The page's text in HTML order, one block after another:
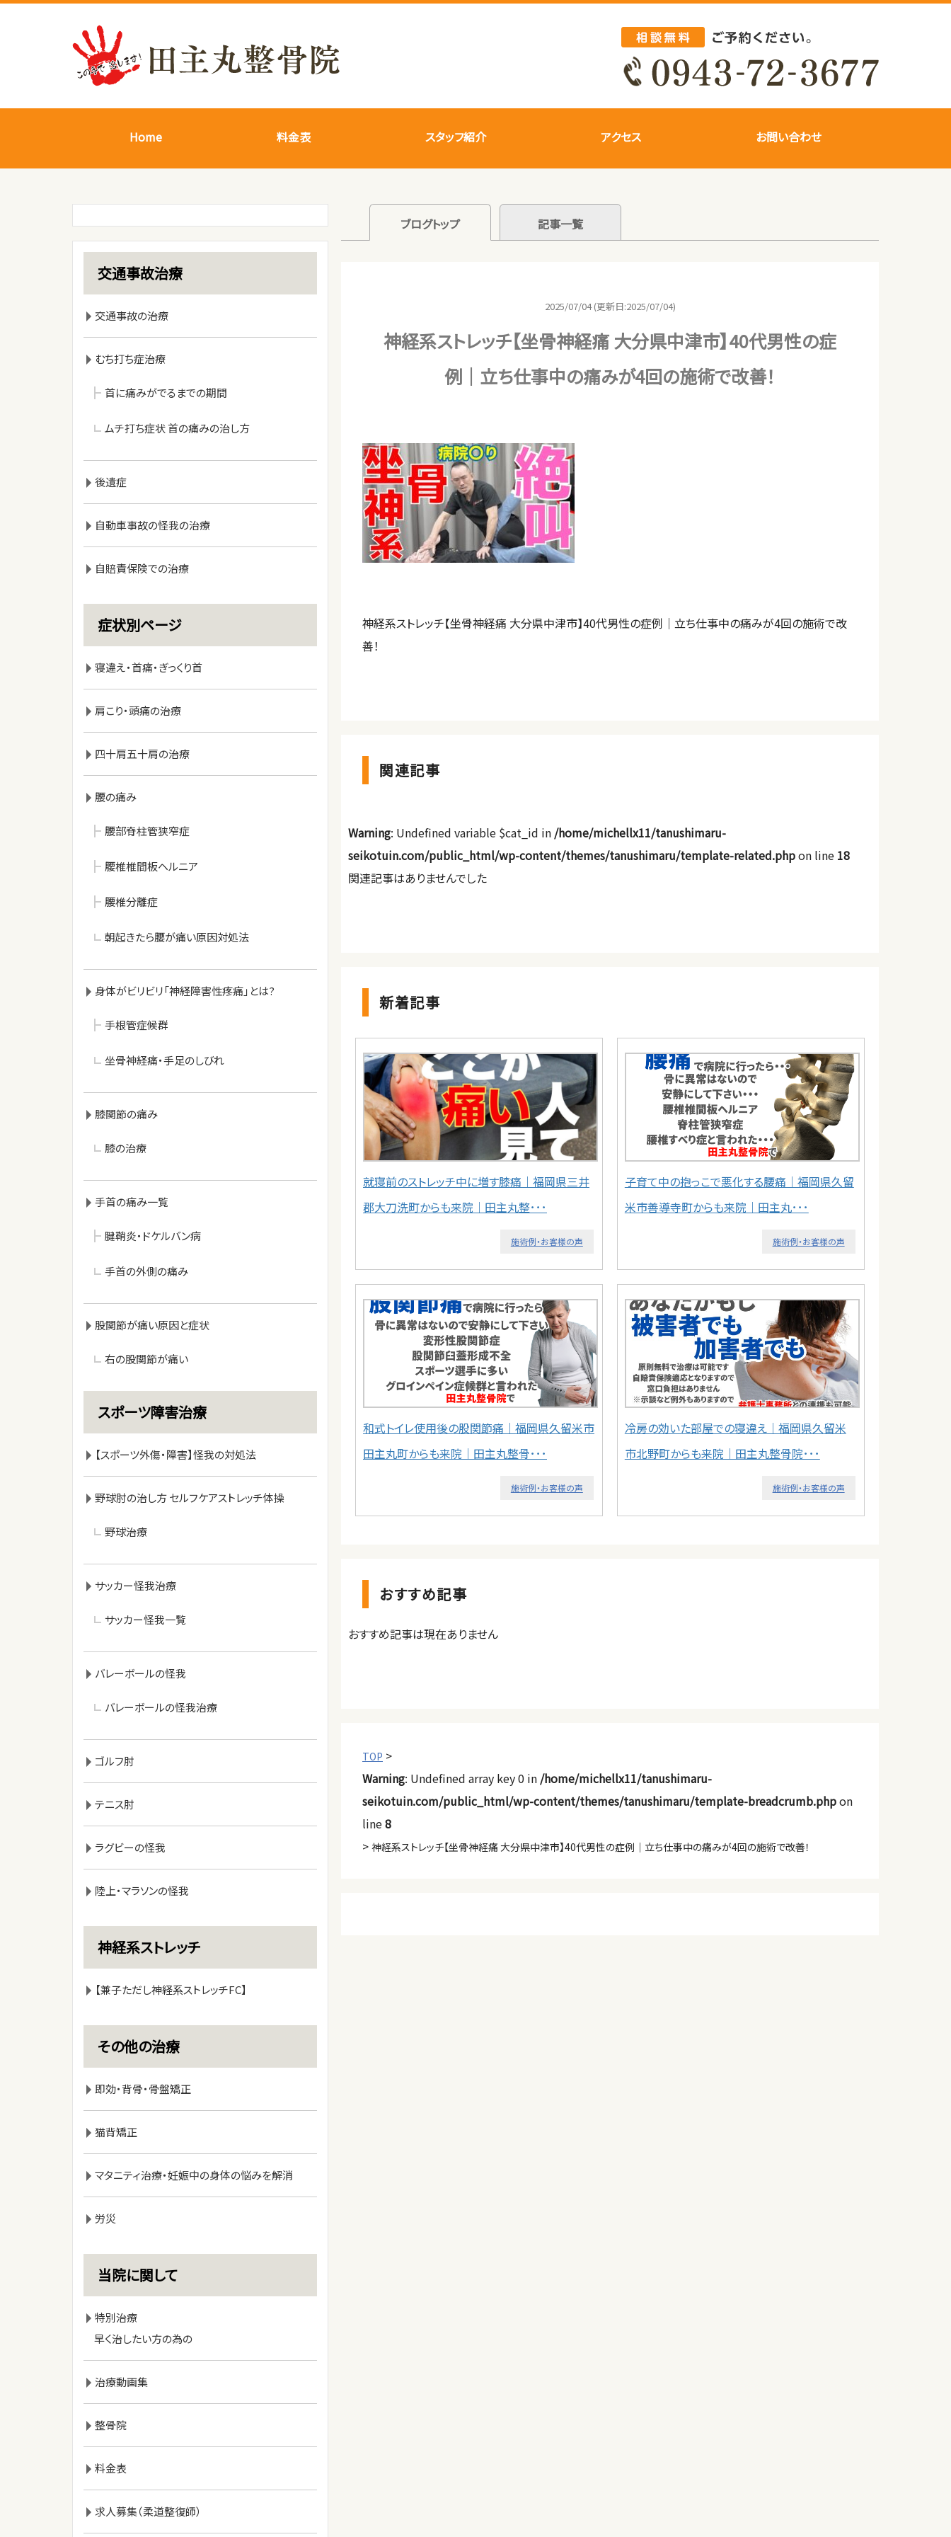
Home 料金表 スタッフ紹介 アクセス お問い合わせ
ブログトップ 記事一覧
2025/07/04 (更新日:2025/07/04)
神経系ストレッチ【坐骨神経痛 大分県中津市】40代男性の症
例｜立ち仕事中の痛みが4回の施術で改善！
神経系ストレッチ【坐骨神経痛 大分県中津市】40代男性の症例｜立ち仕事中の痛みが4回の施術で改
善！
関連記事
Warning: Undefined variable $cat_id in /home/michellx11/tanushimaru-
seikotuin.com/public_html/wp-content/themes/tanushimaru/template-related.phpon line 18
関連記事はありませんでした
新着記事
就寝前のストレッチ中に増す膝痛｜福岡県三井
郡大刀洗町からも来院｜田主丸整･･･
施術例・お客様の声
子育て中の抱っこで悪化する腰痛｜福岡県久留
米市善導寺町からも来院｜田主丸･･･
施術例・お客様の声
和式トイレ使用後の股関節痛｜福岡県久留米市
田主丸町からも来院｜田主丸整骨･･･
施術例・お客様の声
冷房の効いた部屋での寝違え｜福岡県久留米
市北野町からも来院｜田主丸整骨院･･･
施術例・お客様の声
おすすめ記事
おすすめ記事は現在ありません
TOP >
Warning: Undefined array key 0 in /home/michellx11/tanushimaru-
seikotuin.com/public_html/wp-content/themes/tanushimaru/template-breadcrumb.phpon
line8
> 神経系ストレッチ【坐骨神経痛 大分県中津市】40代男性の症例｜立ち仕事中の痛みが4回の施術で改善！
交通事故治療
交通事故の治療
むち打ち症治療
首に痛みがでるまでの期間
ムチ打ち症状 首の痛みの治し方
後遺症
自動車事故の怪我の治療
自賠責保険での治療
症状別ページ
寝違え・首痛・ぎっくり首
肩こり・頭痛の治療
四十肩五十肩の治療
腰の痛み
腰部脊柱管狭窄症
腰椎椎間板ヘルニア
腰椎分離症
朝起きたら腰が痛い原因対処法
身体がビリビリ「神経障害性疼痛」とは?
手根管症候群
坐骨神経痛・手足のしびれ
膝関節の痛み
膝の治療
手首の痛み一覧
腱鞘炎・ドケルバン病
手首の外側の痛み
股関節が痛い原因と症状
右の股関節が痛い
スポーツ障害治療
【スポーツ外傷・障害】怪我の対処法
野球肘の治し方 セルフケアストレッチ体操
野球治療
サッカー怪我治療
サッカー怪我一覧
バレーボールの怪我
バレーボールの怪我治療
ゴルフ肘
テニス肘
ラグビーの怪我
陸上・マラソンの怪我
神経系ストレッチ
【兼子ただし神経系ストレッチFC】
その他の治療
即効・背骨・骨盤矯正
猫背矯正
マタニティ治療・妊娠中の身体の悩みを解消
労災
当院に関して
特別治療
早く治したい方の為の
治療動画集
整骨院
料金表
求人募集（柔道整復師）